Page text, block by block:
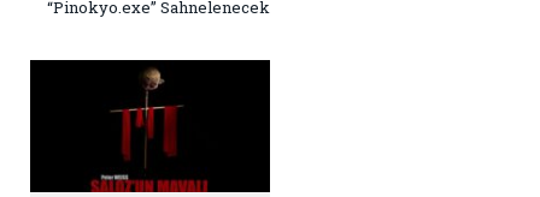
“Pinokyo.exe” Sahnelenecek